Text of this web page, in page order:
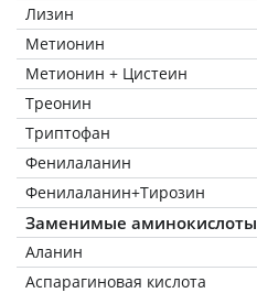
Лизин
Метионин
Метионин + Цистеин
Треонин
Триптофан
Фенилаланин
Фенилаланин+Тирозин
Заменимые аминокислоты
Аланин
Аспарагиновая кислота